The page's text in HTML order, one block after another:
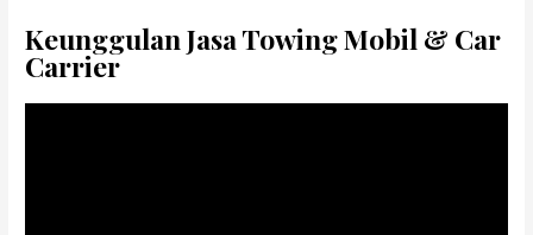
Keunggulan Jasa Towing Mobil & Car
Carrier